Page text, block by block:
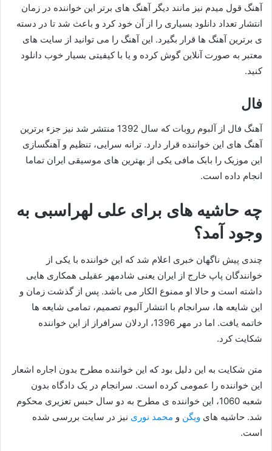
آهنگ قول میدم نیز مانند دیگر آهنگ های برتر این خواننده در زمان
انتشار تعداد دانلود بسیاری را از آن خود کرد و باعث شد تا در دسته
ی برترین آهنگ ها قرار بگیرد. این آهنگ را می توانید از سایت های
معتبر به صورت آنلاین گوش کرده و یا با کیفیتی بسیار خوب دانلود
کنید.
فال
آهنگ فال از آلبوم روبات که سال 1392 منتشر شد نیز جزء برترین
آهنگ های این خواننده قرار دارد. ترانه سرایی، تنظیم و آهنگسازی
این موزیک را بابک مافی یکی از بهترین های موسیقی ایران تماما
انجام داده است.
چه حاشیه های برای علی لهراسبی به
وجود آمد؟
چندی پیش ناگهان خبری اعلام شد که این خواننده با یکی از
خوانندگان پاپ خارج از ایران یعنی شادمهر عقیلی همکاری هایی
داشته است و حالا او ممنوع الکار می باشد. پس از گذشت زمان و
این شایعه ها، سرانجام با انتشار آلبوم تصمیم، تمامی شایعه ها
خاتمه یافت. اما در مهر 1396، اردلان سرافراز از این خواننده
شکایت کرد.
متن شکایت به این دلیل بود که این خواننده مطرح بدون اجاره اشعار
این خواننده را عمومی کرده است. سرانجام در یک دادگاه بدون
شعبه 1060، این خواننده ی مطرح به دو سال حبس تعزیری محکوم
شد. حاشیه های ویگن و محمد نوری نیز در سایت بررسی شده
است.